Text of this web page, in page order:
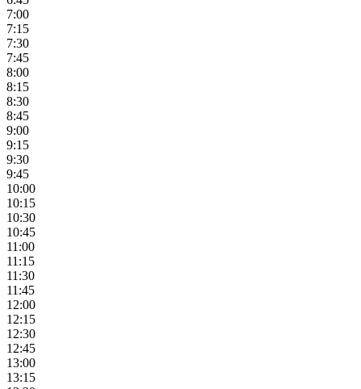
7:00
7:15
7:30
7:45
8:00
8:15
8:30
8:45
9:00
9:15
9:30
9:45
10:00
10:15
10:30
10:45
11:00
11:15
11:30
11:45
12:00
12:15
12:30
12:45
13:00
13:15